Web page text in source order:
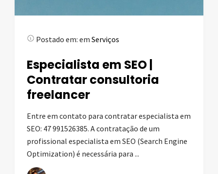
Postado em: em Serviços
Especialista em SEO |
Contratar consultoria
freelancer
Entre em contato para contratar especialista em
SEO: 47 991526385. A contratação de um
profissional especialista em SEO (Search Engine
Optimization) é necessária para ...